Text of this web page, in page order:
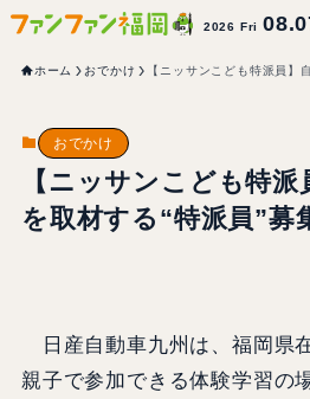
2026 Fri
ホーム おでかけ 【ニッサンこども特派員】
おでかけ
【ニッサンこども特
を取材する“特派員”募
日産自動車九州は、福岡県
親子で参加できる体験学習の